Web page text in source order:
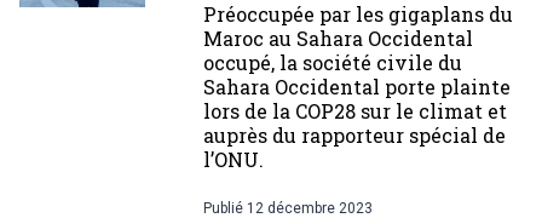
Préoccupée par les gigaplans du
Maroc au Sahara Occidental
occupé, la société civile du
Sahara Occidental porte plainte
lors de la COP28 sur le climat et
auprès du rapporteur spécial de
l’ONU.
Publié 12 décembre 2023